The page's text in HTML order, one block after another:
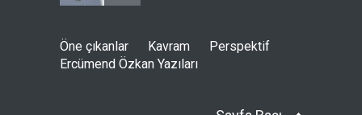
toplantısını Fas'ta yaptı
Öne çıkanlar Kavram
Perspektif
Ercümend Özkan Yazıları